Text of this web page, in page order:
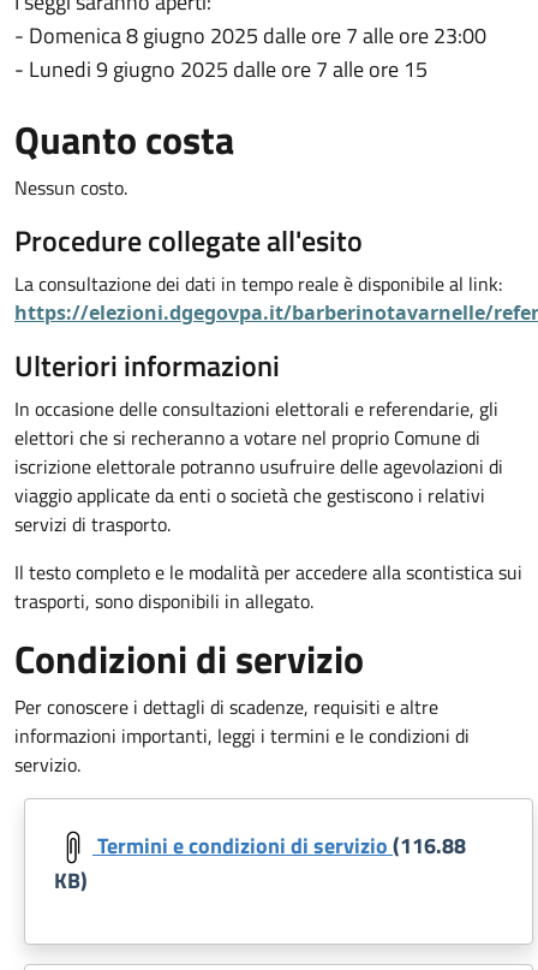
- Domenica 8 giugno 2025 dalle ore 7 alle ore 23:00
- Lunedi 9 giugno 2025 dalle ore 7 alle ore 15
Quanto costa
Nessun costo.
Procedure collegate all'esito
La consultazione dei dati in tempo reale è disponibile al link:
https://elezioni.dgegovpa.it/barberinotavarnelle/
Ulteriori informazioni
In occasione delle consultazioni elettorali e referendarie, gli
elettori che si recheranno a votare nel proprio Comune di
iscrizione elettorale potranno usufruire delle agevolazioni di
viaggio applicate da enti o società che gestiscono i relativi
servizi di trasporto.
Il testo completo e le modalità per accedere alla scontistica sui
trasporti, sono disponibili in allegato.
Condizioni di servizio
Per conoscere i dettagli di scadenze, requisiti e altre
informazioni importanti, leggi i termini e le condizioni di
servizio.
Document
Termini e condizioni di servizio(116.88
KB)